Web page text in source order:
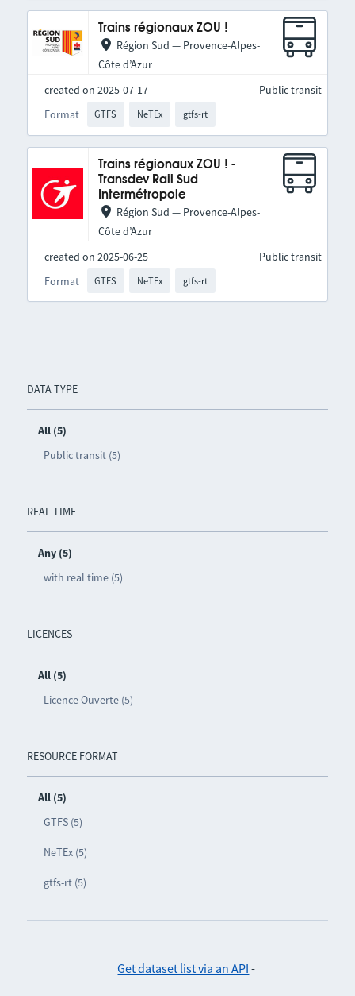
DATA TYPE
All (5)
Public transit (5)
REAL TIME
Any (5)
with real time (5)
LICENCES
All (5)
Licence Ouverte (5)
RESOURCE FORMAT
All (5)
GTFS (5)
NeTEx (5)
gtfs-rt (5)
Trains régionaux ZOU !
Région Sud — Provence-Alpes-
Côte d’Azur
created on 2025-07-17
Format
GTFS NeTEx gtfs-rt
Public transit
Trains régionaux ZOU ! -
Transdev Rail Sud
Intermétropole
Région Sud — Provence-Alpes-
Côte d’Azur
created on 2025-06-25
Format
GTFS NeTEx gtfs-rt
Public transit
Get dataset list via an API -